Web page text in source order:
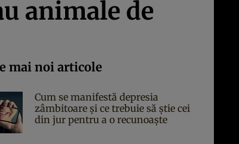
animale de
mai noi articole
Cum se manifestă depresia
zâmbitoare și ce trebuie să știe cei
din jur pentru a o recunoaște